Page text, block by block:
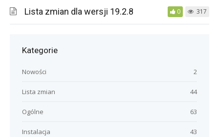
Lista zmian dla wersji 19.2.8 0 317
Kategorie
2
Nowości
44
Lista zmian
63
Ogólne
43
Instalacja